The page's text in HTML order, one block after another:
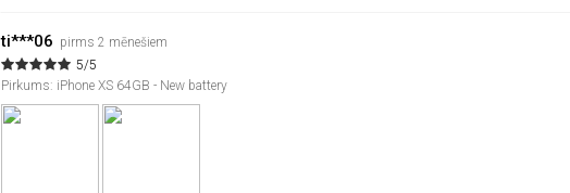
ti***06 pirms 2 mēnešiem
5/5
Pirkums: iPhone XS 64GB - New battery